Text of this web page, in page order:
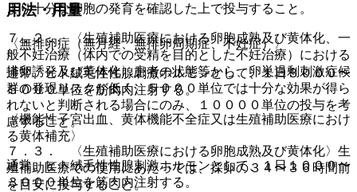
より十分な卵胞の発育を確認した上で投与すること。
７．２． 〈生殖補助医療における卵胞成熟及び黄体化、一
般不妊治療（体内での受精を目的とした不妊治療）における
排卵誘発及び黄体化〉患者の状態等から、卵巣過剰刺激症候
群の発現リスクが低く、５０００単位では十分な効果が得ら
れないと判断される場合にのみ、１００００単位の投与を考
慮すること。
７．３． 〈生殖補助医療における卵胞成熟及び黄体化〉生
殖補助医療での使用にあたっては、採卵の３４〜３６時間前
を目安に投与すること。
用法・用量
〈無排卵症（無月経、無排卵周期症、不妊症）〉
通常、ヒト絨毛性性腺刺激ホルモンとして、１日３０００〜
５０００単位を筋肉内注射する。
〈機能性子宮出血、黄体機能不全症又は生殖補助医療におけ
る黄体補充〉
通常、ヒト絨毛性性腺刺激ホルモンとして、１日１０００〜
３０００単位を筋肉内注射する。